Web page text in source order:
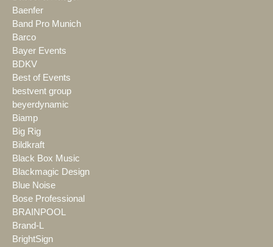
Baenfer
Band Pro Munich
Barco
Bayer Events
BDKV
Best of Events
bestvent group
beyerdynamic
Biamp
Big Rig
Bildkraft
Black Box Music
Blackmagic Design
Blue Noise
Bose Professional
BRAINPOOL
Brand-L
BrightSign